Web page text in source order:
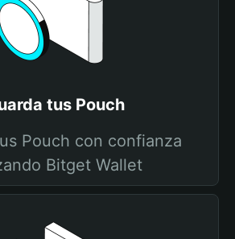
tus Pouch
Pouch con confianza
Bitget Wallet